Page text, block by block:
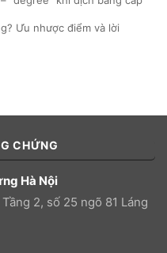
Ưu nhược điểm và lời
CHỨNG
Hà Nội
2, số 25 ngõ 81 Láng